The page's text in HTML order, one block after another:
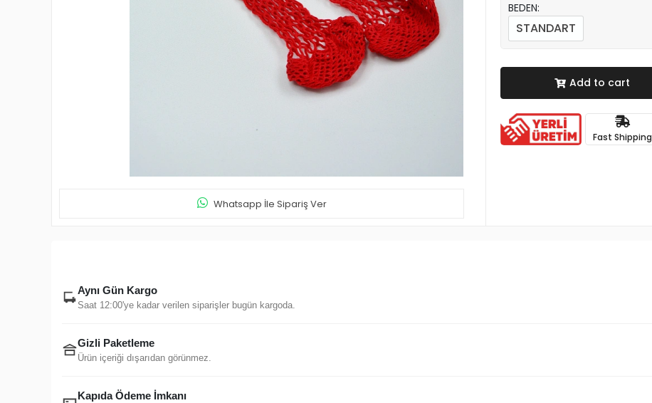
Whatsapp İle Sipariş Ver
BEDEN:
STANDART
Add to cart
Fast Shipping
Aynı Gün Kargo
Saat 12:00'ye kadar verilen siparişler bugün kargoda.
Gizli Paketleme
Ürün içeriği dışarıdan görünmez.
Kapıda Ödeme İmkanı